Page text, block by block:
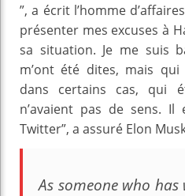
”, a écrit l’homme
présenter mes excuses à
sa situation. Je me suis
m’ont été dites, mais qui
dans certains cas, qui
n’avaient pas de sens. Il
Twitter”, a assuré Elon
As someone who